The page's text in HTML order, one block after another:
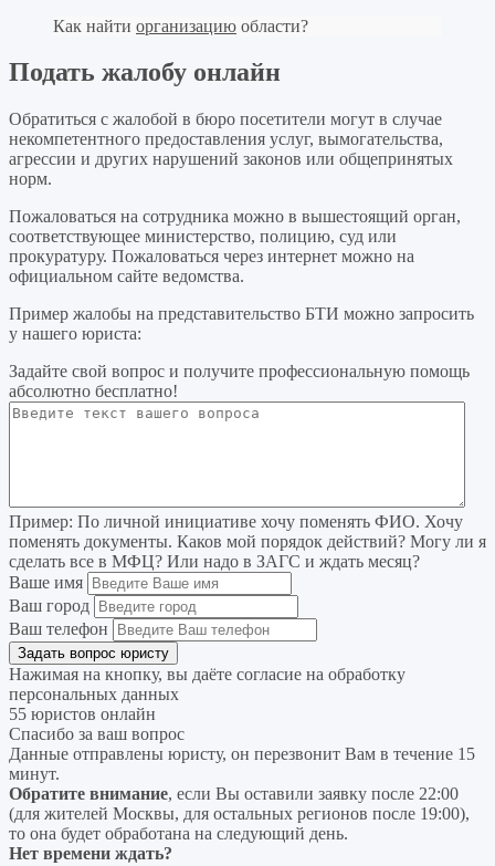
Как найти организацию области?
Подать жалобу онлайн
Обратиться с жалобой в бюро посетители могут в случае
некомпетентного предоставления услуг, вымогательства,
агрессии и других нарушений законов или общепринятых
норм.
Пожаловаться на сотрудника можно в вышестоящий орган,
соответствующее министерство, полицию, суд или
прокуратуру. Пожаловаться через интернет можно на
официальном сайте ведомства.
Пример жалобы на представительство БТИ можно запросить
у нашего юриста:
Задайте свой вопрос и получите профессиональную помощь
абсолютно бесплатно!
Пример: По личной инициативе хочу поменять ФИО. Хочу
поменять документы. Каков мой порядок действий? Могу ли я
сделать все в МФЦ? Или надо в ЗАГС и ждать месяц?
Ваше имя
Ваш город
Ваш телефон
Нажимая на кнопку, вы даёте согласие на обработку
персональных данных
55 юристов онлайн
Спасибо за ваш вопрос
Данные отправлены юристу, он перезвонит Вам в течение 15
минут.
Обратите внимание, если Вы оставили заявку после 22:00
(для жителей Москвы, для остальных регионов после 19:00),
то она будет обработана на следующий день.
Нет времени ждать?